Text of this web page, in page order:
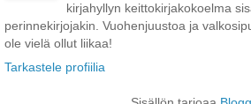
kirjahyllyn keittokirjakokoelma
perinnekirjojakin. Vuohenjuustoa ja
ole vielä ollut liikaa!
Tarkastele profiilia